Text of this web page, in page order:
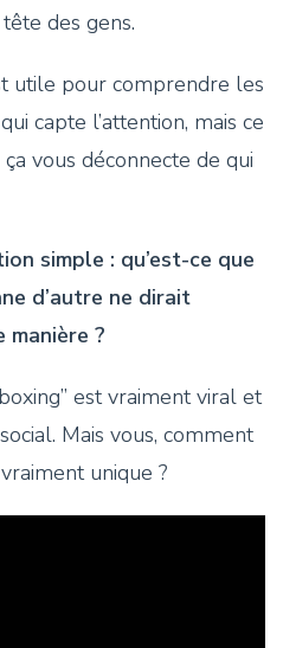
des gens.
utile pour comprendre les
capte l’attention, mais ce
vous déconnecte de qui
simple : qu’est-ce que
d’autre ne dirait
manière ?
est vraiment viral et
Mais vous, comment
unique ?